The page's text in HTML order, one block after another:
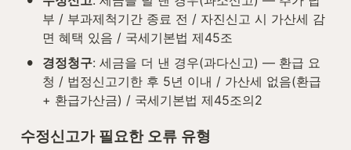
부 / 부과제척기간 종료 전 / 자진신고 시 가산세 감
면 혜택 있음 / 국세기본법 제45조
• 경정청구: 세금을 더 낸 경우(과다신고) — 환급 요
청 / 법정신고기한 후 5년 이내 / 가산세 없음(환급
+ 환급가산금) / 국세기본법 제45조의2
수정신고가 필요한 오류 유형